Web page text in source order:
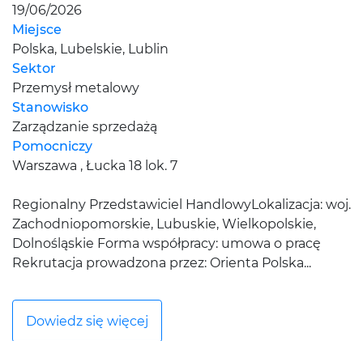
19/06/2026
Miejsce
Polska, Lubelskie, Lublin
Sektor
Przemysł metalowy
Stanowisko
Zarządzanie sprzedażą
Pomocniczy
Warszawa , Łucka 18 lok. 7
Regionalny Przedstawiciel HandlowyLokalizacja: woj.
Zachodniopomorskie, Lubuskie, Wielkopolskie,
Dolnośląskie Forma współpracy: umowa o pracę
Rekrutacja prowadzona przez: Orienta Polska...
Dowiedz się więcej